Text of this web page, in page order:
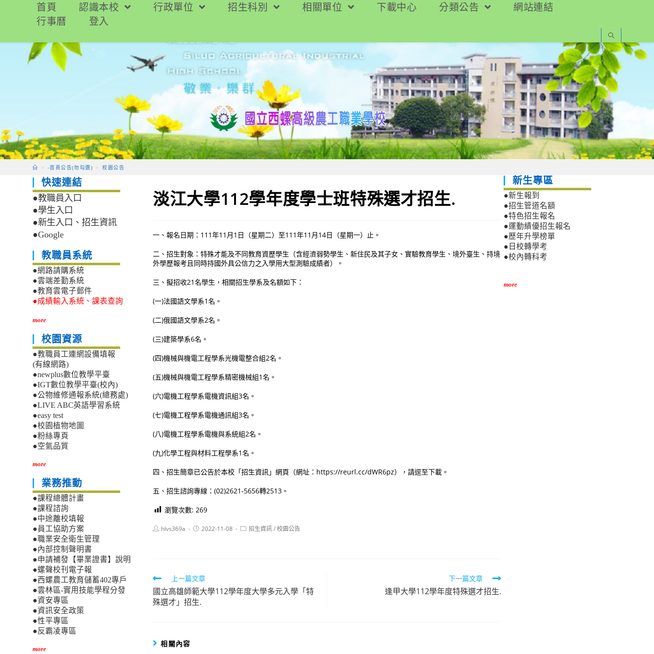
要
首頁 認識本校 行政單位 招生科別 相關單位 下載中心 分類公告
網站連結
行事曆
登入
> -首頁公告(勿勾選) > 校園公告
淡江大學112學年度學士班特殊選才招生.
一、報名日期：111年11月1日（星期二）至111年11月14日（星期一）止。
二、招生對象：特殊才能及不同教育資歷學生（含經濟弱勢學生、新住民及其子女、實驗教育學生、境外臺生、持境
外學歷報考且同時持國外具公信力之入學用大型測驗成績者）。
三、擬招收21名學生，相關招生學系及名額如下：
(一)法國語文學系1名。
(二)俄國語文學系2名。
(三)建築學系6名。
(四)機械與機電工程學系光機電整合組2名。
(五)機械與機電工程學系精密機械組1名。
(六)電機工程學系電機資訊組3名。
(七)電機工程學系電機通訊組3名。
(八)電機工程學系電機與系統組2名。
(九)化學工程與材料工程學系1名。
四、招生簡章已公告於本校「招生資訊」網頁（網址：https://reurl.cc/dWR6pz），請逕至下載。
五、招生諮詢專線：(02)2621-5656轉2513。
瀏覽次數: 269
Posthlvs369a
Post2022-11-08
Post招生資訊/校園公告
Read
more
articles
上一篇文章
國立高雄師範大學112學年度大學多元入學「特
殊選才」招生.
下一篇文章
逢甲大學112學年度特殊選才招生.
相關內容
快速連結
●教職員入口
●學生入口
●新生入口、招生資訊
●Google
教職員系統
●網路請購系統
●雲端差勤系統
●教育雲電子郵件
●成績輸入系統、課表查詢
more
校園資源
●教職員工連網設備填報
(有線網路)
●newplus數位教學平臺
●IGT數位教學平臺(校內)
●公物維修通報系統(總務處)
●LIVE ABC英語學習系統
●easy test
●校園植物地圖
●粉絲專頁
●空氣品質
more
業務推動
●課程總體計畫
●課程諮詢
●中途離校填報
●員工協助方案
●職業安全衛生管理
●內部控制聲明書
●申請補發【畢業證書】說明
●螺聲校刊電子報
●西螺農工教育儲蓄402專戶
●雲林區-實用技能學程分發
●資安專區
●資訊安全政策
●性平專區
●反霸凌專區
more
新生專區
●新生報到
●招生管道名額
●特色招生報名
●運動績優招生報名
●歷年升學榜單
●日校轉學考
●校內轉科考
more